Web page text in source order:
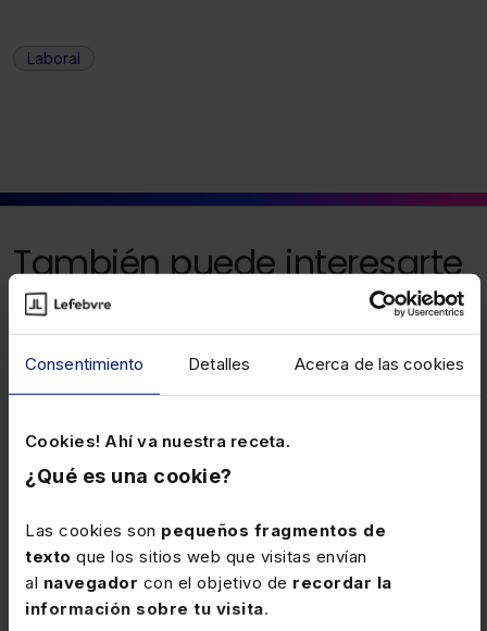
Consentimiento Detalles Acerca de las cookies
Cookies! Ahí va nuestra receta.
¿Qué es una cookie?
Las cookies son pequeños fragmentos de
texto que los sitios web que visitas envían
al navegador con el objetivo de recordar la
información sobre tu visita.
Laboral
También puede interesarte
4 NOVIEMBRE 2025
Pensión por alimentos impagada a
efectos del límite de rentas en el
de Octubre de 2025 al 03 de Noviembre
de 2025)
renta que no se ha obtenido efectivamente, sin que
interponga demanda ejecutiva contra su expareja a
efectos de poder acreditar el impago.